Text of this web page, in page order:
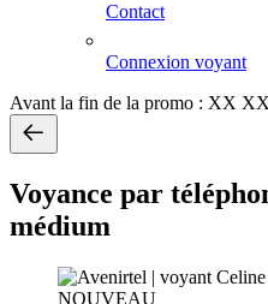
Contact
Connexion voyant
Avant la fin de la promo : XX
Voyance par
médium
NOUVEAU